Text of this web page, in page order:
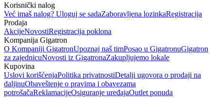
Korisnički nalog
Već imaš nalog? Uloguj se sadaZaboravljena lozinkaRegistracija
Prodaja
AkcijeNovostiRegistracija poklona
Kompanija Gigatron
O Kompaniji GigatronUpoznaj naš timPosao u GigatronuGigatron
za zajednicuNovosti iz GigatronaZakupljujemo lokale
Kupovina
Uslovi korišćenjaPolitika privatnostiDetalji ugovora o prodaji na
daljinuObaveštenje o pravima i obavezama
potrošačaReklamacijeOsiguranje uređajaOutlet ponuda